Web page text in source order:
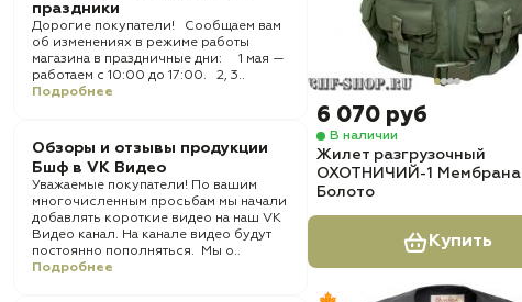
праздники
Дорогие покупатели! Сообщаем вам
об изменениях в режиме работы
магазина в праздничные дни: 1 мая —
работаем с 10:00 до 17:00. 2, 3..
Подробнее
Обзоры и отзывы продукции
Бшф в VK Видео
Уважаемые покупатели! По вашим
многочисленным просьбам мы начали
добавлять короткие видео на наш VK
Видео канал. На канале видео будут
постоянно пополняться. Мы о..
Подробнее
6 070 руб
В наличии
Жилет разгрузочный
ОХОТНИЧИЙ-1 Мембрана
Болото
Купить